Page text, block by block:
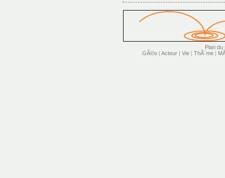
Plan du
GÃ©o | Acteur | Vie | ThÃ¨me |